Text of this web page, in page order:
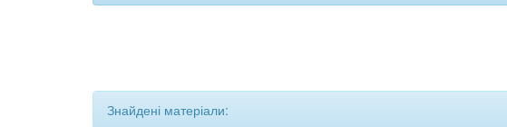
Знайдені матеріали: